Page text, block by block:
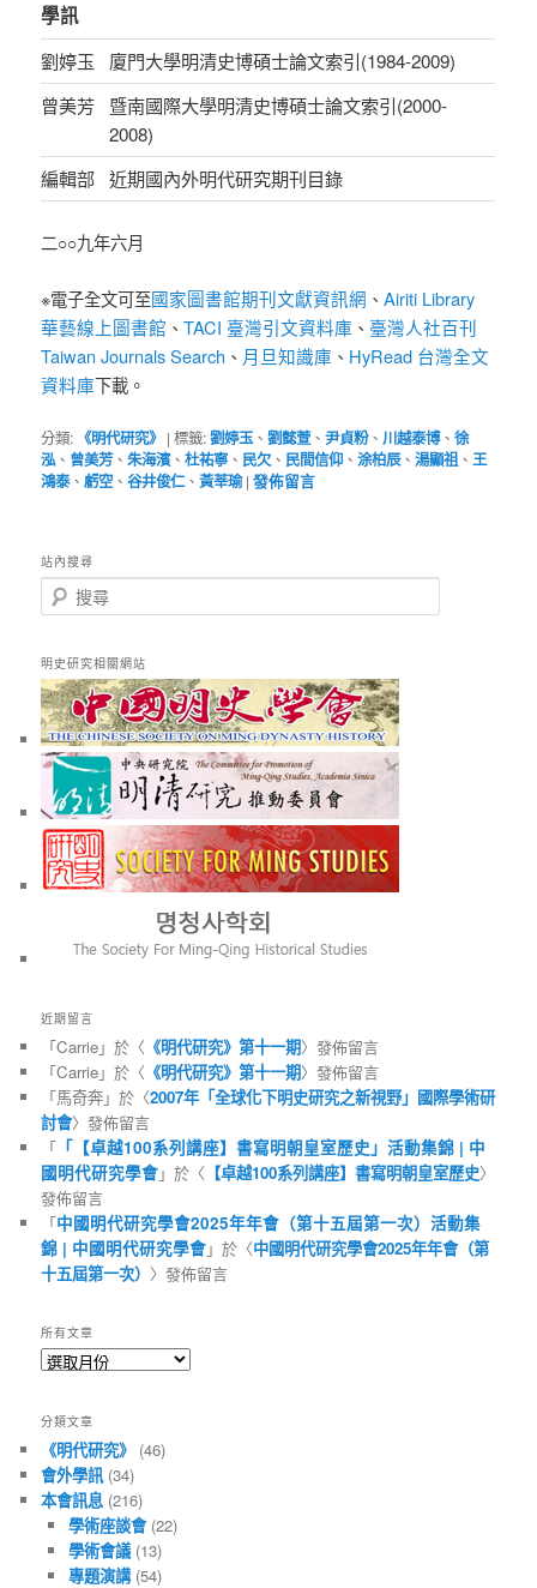
學訊
劉婷玉
廈門大學明清史博碩士論文索引(1984-2009)
曾美芳
暨南國際大學明清史博碩士論文索引(2000-
2008)
編輯部 近期國內外明代研究期刊目錄
二○○九年六月
※電子全文可至國家圖書館期刊文獻資訊網 、Airiti Library
華藝線上圖書館 、TACI 臺灣引文資料庫 、 臺灣人社百刊
Taiwan Journals Search 、 月旦知識庫 、 HyRead 台灣全文
資料庫下載。
分類: 《明代研究》 |標籤:劉婷玉、劉懿萱、尹貞粉、川越泰博、徐
泓、 曾美芳、朱海濱、杜祐寧、 民欠、 民間信仰 、涂柏辰、湯顯祖、王
鴻泰、虧空、谷井俊仁、黃莘瑜 |發佈留言
站內搜尋
搜
尋
明史研究相關網站
近期留言
「Carrie」於〈 《明代研究》第十一期〉發佈留言
「Carrie」於〈 《明代研究》第十一期〉發佈留言
「馬奇奔」於〈2007年「全球化下明史研究之新視野」國際學術研
討會〉發佈留言
「 「【卓越100系列講座】書寫明朝皇室歷史」活動集錦 | 中
國明代研究學會」於〈 【卓越100系列講座】書寫明朝皇室歷史〉
發佈留言
「中國明代研究學會2025年年會（第十五屆第一次）活動集
錦 | 中國明代研究學會」於〈中國明代研究學會2025年年會（第
十五屆第一次） 〉發佈留言
所有文章
所
章
分類文章
《明代研究》 (46)
會外學訊(34)
本會訊息 (216)
學術座談會(22)
學術會議(13)
專題演講(54)